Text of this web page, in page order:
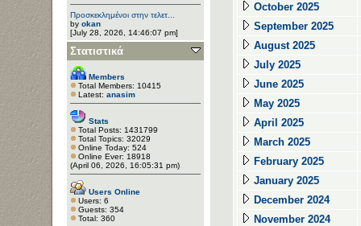
Προσκεκλημένοι στην τελετ...
by okan
[July 28, 2026, 14:46:07 pm]
Στατιστικά
Members
Total Members: 10415
Latest: anasim
Stats
Total Posts: 1431799
Total Topics: 32029
Online Today: 524
Online Ever: 18918
(April 06, 2026, 16:05:31 pm)
Users Online
Users: 6
Guests: 354
Total: 360
October 2025
September 2025
August 2025
July 2025
June 2025
May 2025
April 2025
March 2025
February 2025
January 2025
December 2024
November 2024